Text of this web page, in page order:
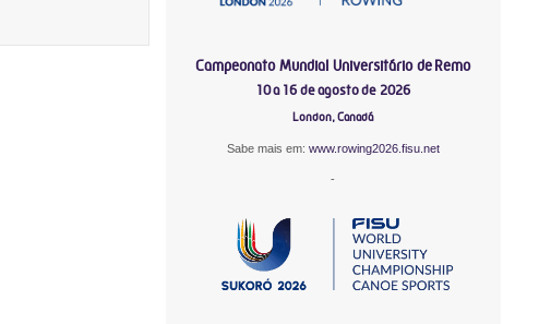
Campeonato Mundial Universitário de Remo
10 a 16 de agosto de 2026
London, Canadá
Sabe mais em: www.rowing2026.fisu.net
-